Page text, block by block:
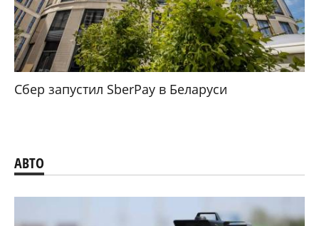
Сбер запустил SberPay в Беларуси
АВТО